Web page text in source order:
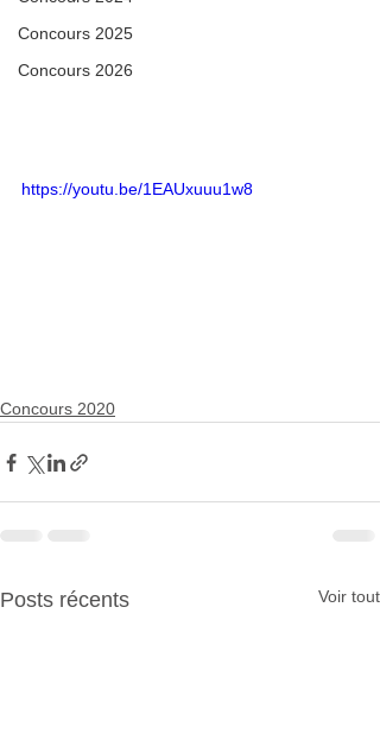
Concours 2025
Concours 2026
https://youtu.be/1EAUxuuu1w8
Concours 2020
Posts récents Voir tout